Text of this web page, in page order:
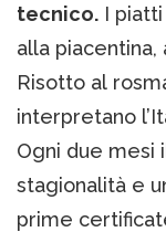
tecnico. I
alla piacentina,
Risotto al
interpretano
Ogni due mesi
stagionalità e
prime